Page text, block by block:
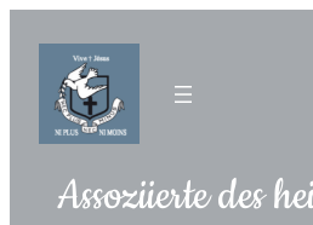
Assoziierte des